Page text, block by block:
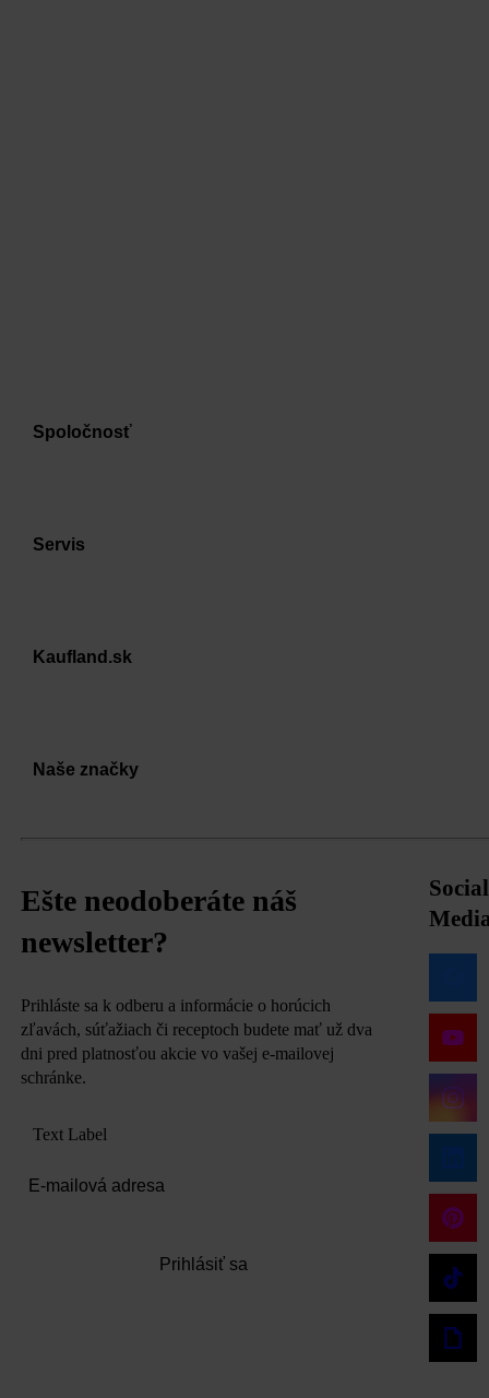
Spoločnosť
Servis
Kaufland.sk
Naše značky
Ešte neodoberáte náš
newsletter?
Prihláste sa k odberu a informácie o horúcich
zľavách, súťažiach či receptoch budete mať už dva
dni pred platnosťou akcie vo vašej e-mailovej
schránke.
Text Label
Prihlásiť sa
Social